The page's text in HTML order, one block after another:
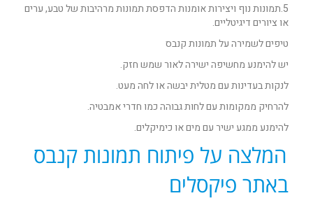
5.תמונות נוף ויצירות אומנות הדפסת תמונות מרהיבות של טבע, ערים
או ציורים דיגיטליים.
טיפים לשמירה על תמונות קנבס
יש להימנע מחשיפה ישירה לאור שמש חזק.
לנקות בעדינות עם מטלית יבשה או לחה מעט.
להרחיק ממקומות עם לחות גבוהה כמו חדרי אמבטיה.
להימנע ממגע ישיר עם מים או כימיקלים.
המלצה על פיתוח תמונות קנבס
באתר פיקסלים